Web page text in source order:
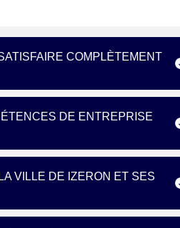
COMPLÈTEMENT
DE ENTREPRISE
VILLE DE IZERON ET SES